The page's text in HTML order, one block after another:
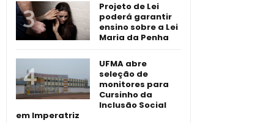
Projeto de Lei
poderá garantir
ensino sobre a Lei
Maria da Penha
UFMA abre
seleção de
monitores para
Cursinho da
Inclusão Social
em Imperatriz